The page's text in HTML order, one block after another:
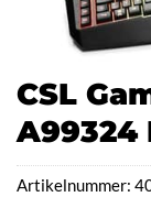
CSL
A99324
Artikelnummer: